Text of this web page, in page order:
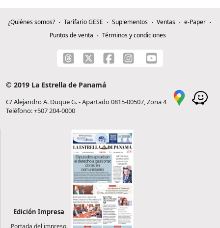
¿Quiénes somos? Tarifario GESE Suplementos Ventas
e-Paper
Puntos de venta
Términos y condiciones
© 2019 La Estrella de Panamá
C/ Alejandro A. Duque G. - Apartado 0815-00507, Zona 4
Teléfono: +507 204-0000
Edición Impresa
Portada del impreso